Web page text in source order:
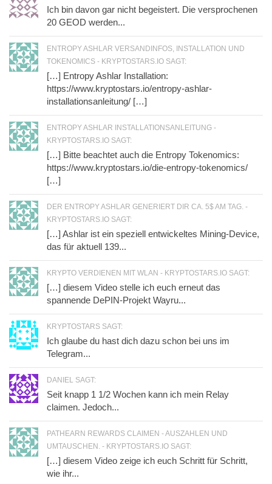
Ich bin davon gar nicht begeistert. Die versprochenen
20 GEOD werden...
ENTROPY ASHLAR VERSANDINFOS, INSTALLATION UND
TOKENOMICS - KRYPTOSTARS.IO SAGT:
[…] Entropy Ashlar Installation:
https://www.kryptostars.io/entropy-ashlar-
installationsanleitung/ […]
ENTROPY ASHLAR INSTALLATIONSANLEITUNG -
KRYPTOSTARS.IO SAGT:
[…] Bitte beachtet auch die Entropy Tokenomics:
https://www.kryptostars.io/die-entropy-tokenomics/
[…]
DER ENTROPY ASHLAR GENERIERT DIR CA. 5$ AM TAG. -
KRYPTOSTARS.IO SAGT:
[…] Ashlar ist ein speziell entwickeltes Mining-Device,
das für aktuell 139...
KRYPTO VERDIENEN MIT WLAN - KRYPTOSTARS.IO SAGT:
[…] diesem Video stelle ich euch erneut das
spannende DePIN-Projekt Wayru...
KRYPTOSTARS SAGT:
Ich glaube du hast dich dazu schon bei uns im
Telegram...
DANIEL SAGT:
Seit knapp 1 1/2 Wochen kann ich mein Relay
claimen. Jedoch...
PATHEARN REWARDS CLAIMEN - AUSZAHLEN UND
UMTAUSCHEN. - KRYPTOSTARS.IO SAGT:
[…] diesem Video zeige ich euch Schritt für Schritt,
wie ihr...